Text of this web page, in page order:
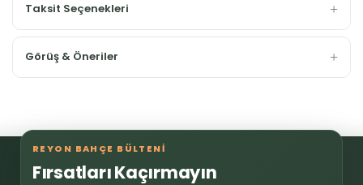
Taksit Seçenekleri
Görüş & Öneriler
REYON BAHÇE BÜLTENİ
Fırsatları Kaçırmayın